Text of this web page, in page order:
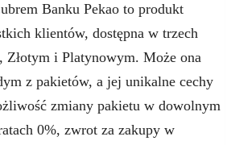
Banku Pekao to produkt
klientów, dostępna w trzech
Złotym i Platynowym. Może ona
z pakietów, a jej unikalne cechy
zmiany pakietu w dowolnym
0%, zwrot za zakupy w